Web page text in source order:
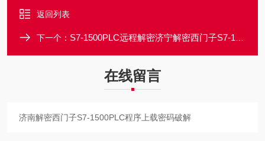
返回列表
下一个： S7-1500PLC远程解密济宁解密西门子S7-1500PLC程序停机锁定破解
在线留言